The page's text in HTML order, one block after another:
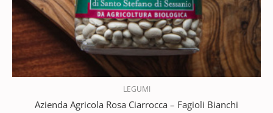
LEGUMI
Azienda Agricola Rosa Ciarrocca – Fagioli Bianchi